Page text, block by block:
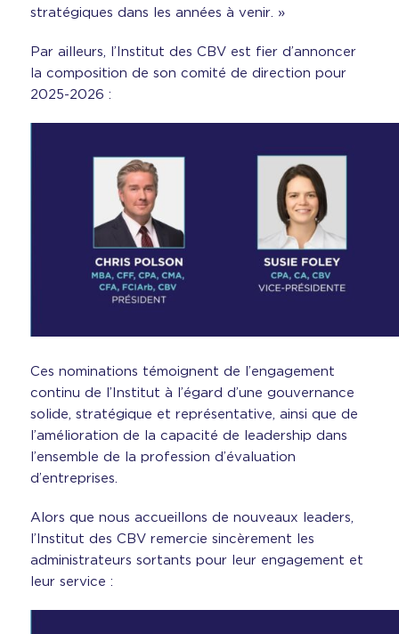
stratégiques dans les années à venir. »
Par ailleurs, l’Institut des CBV est fier d’annoncer
la composition de son comité de direction pour
2025-2026 :
Ces nominations témoignent de l’engagement
continu de l’Institut à l’égard d’une gouvernance
solide, stratégique et représentative, ainsi que de
l’amélioration de la capacité de leadership dans
l’ensemble de la profession d’évaluation
d’entreprises.
Alors que nous accueillons de nouveaux leaders,
l’Institut des CBV remercie sincèrement les
administrateurs sortants pour leur engagement et
leur service :